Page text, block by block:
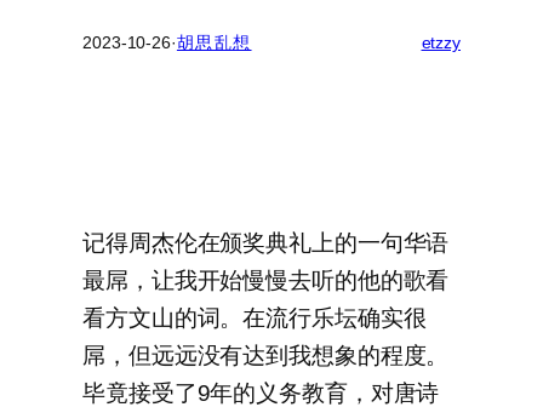
2023-10-26·胡思乱想 etzzy
记得周杰伦在颁奖典礼上的一句华语
最屌，让我开始慢慢去听的他的歌看
看方文山的词。在流行乐坛确实很
屌，但远远没有达到我想象的程度。
毕竟接受了9年的义务教育，对唐诗